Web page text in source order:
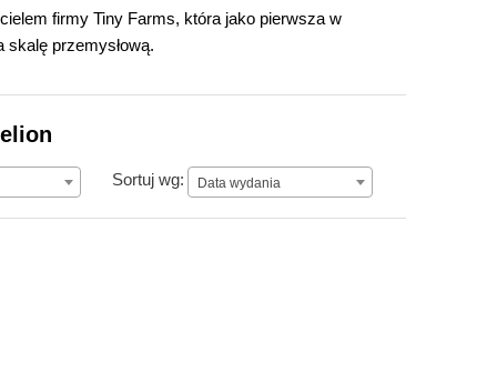
firmy Tiny Farms, która jako pierwsza w
skalę przemysłową.
Sortuj wg: Data wydania
Data wydania